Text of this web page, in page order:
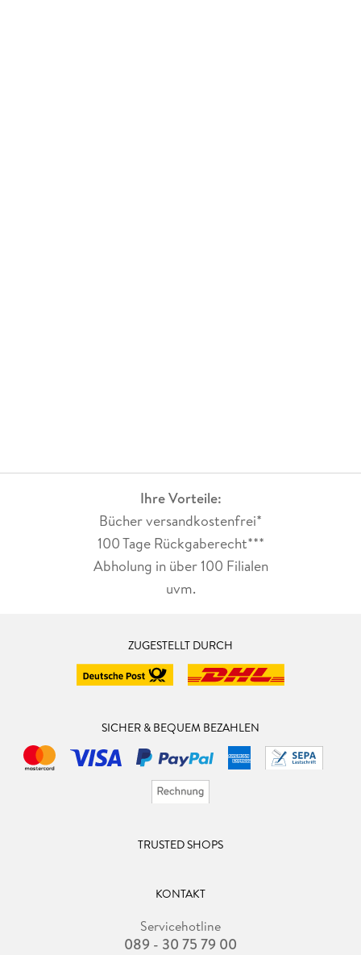
Ihre Vorteile:
Bücher versandkostenfrei*
100 Tage Rückgaberecht***
Abholung in über 100 Filialen
uvm.
ZUGESTELLT DURCH
SICHER & BEQUEM BEZAHLEN
TRUSTED SHOPS
KONTAKT
Servicehotline
089 - 30 75 79 00